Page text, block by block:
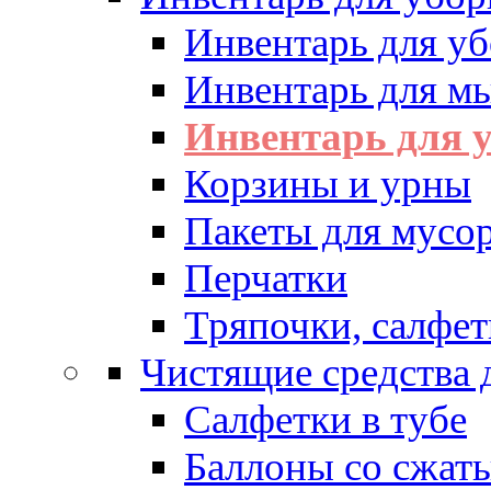
Инвентарь для
Инвентарь для
Инвентарь для
Корзины и урны
Пакеты для
Перчатки
Тряпочки,
Чистящие средства
Салфетки в тубе
Баллоны со